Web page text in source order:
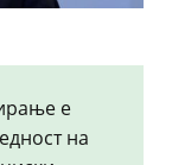
е
на